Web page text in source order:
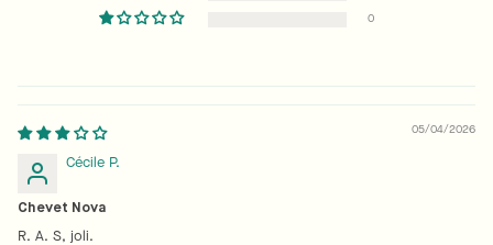
0
05/04/2026
Cécile P.
Chevet Nova
R. A. S, joli.